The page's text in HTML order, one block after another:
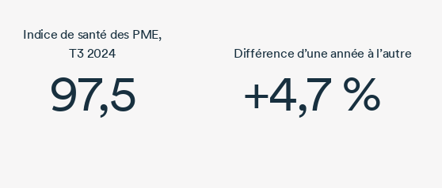
Indice de santé des PME,
T3 2024
97,5
Différence d’une année à l’autre
+4,7 %